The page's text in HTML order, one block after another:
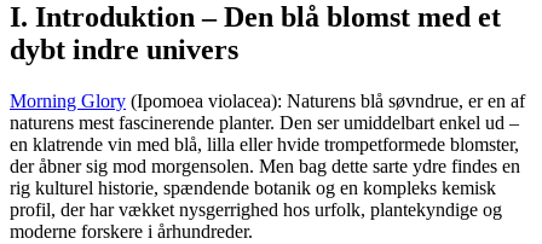
I. Introduktion – Den blå blomst med et
dybt indre univers
Morning Glory (Ipomoea violacea): Naturens blå søvndrue, er en af
naturens mest fascinerende planter. Den ser umiddelbart enkel ud –
en klatrende vin med blå, lilla eller hvide trompetformede blomster,
der åbner sig mod morgensolen. Men bag dette sarte ydre findes en
rig kulturel historie, spændende botanik og en kompleks kemisk
profil, der har vækket nysgerrighed hos urfolk, plantekyndige og
moderne forskere i århundreder.